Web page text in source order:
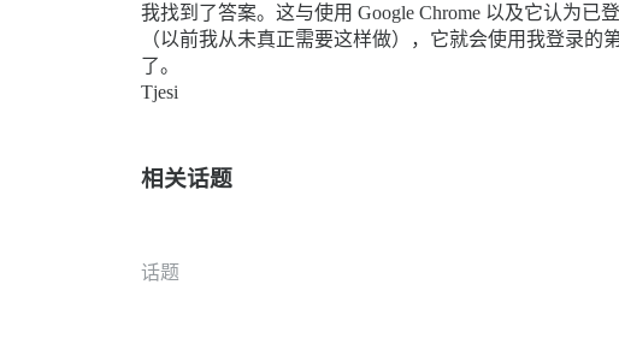
我找到了答案。这与使用 Google Chrome 以及它认为
（以前我从未真正需要这样做），它就会使用我登录
了。
Tjesi
相关话题
话题